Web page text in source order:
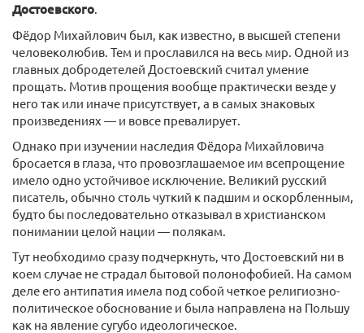
Достоевского.
Фёдор Михайлович был, как известно, в высшей степени
человеколюбив. Тем и прославился на весь мир. Одной из
главных добродетелей Достоевский считал умение
прощать. Мотив прощения вообще практически везде у
него так или иначе присутствует, а в самых знаковых
произведениях — и вовсе превалирует.
Однако при изучении наследия Фёдора Михайловича
бросается в глаза, что провозглашаемое им всепрощение
имело одно устойчивое исключение. Великий русский
писатель, обычно столь чуткий к падшим и оскорбленным,
будто бы последовательно отказывал в христианском
понимании целой нации — полякам.
Тут необходимо сразу подчеркнуть, что Достоевский ни в
коем случае не страдал бытовой полонофобией. На самом
деле его антипатия имела под собой четкое религиозно-
политическое обоснование и была направлена на Польшу
как на явление сугубо идеологическое.